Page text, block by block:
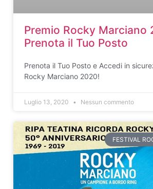
Premio Rocky Marciano
Prenota il Tuo Posto
Prenota il Tuo Posto e Accedi in
Rocky Marciano 2020!
Luglio 13, 2020 Nessun commento
FESTIVAL